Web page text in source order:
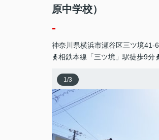
原中学校）
-
神奈川県横浜市瀬谷区三ツ境41-6
相鉄本線「三ツ境」駅徒歩9分
1/3